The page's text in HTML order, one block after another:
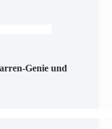
Genie und